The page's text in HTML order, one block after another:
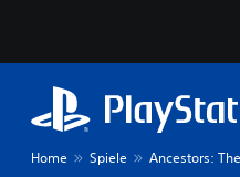
Home Spiele Ancestors: